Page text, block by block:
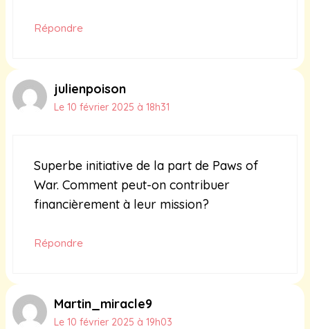
Répondre
julienpoison
Le 10 février 2025 à 18h31
Superbe initiative de la part de Paws of
War. Comment peut-on contribuer
financièrement à leur mission?
Répondre
Martin_miracle9
Le 10 février 2025 à 19h03